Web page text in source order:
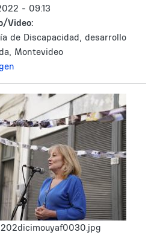
- 09:13
Video:
de Discapacidad, desarrollo
Montevideo